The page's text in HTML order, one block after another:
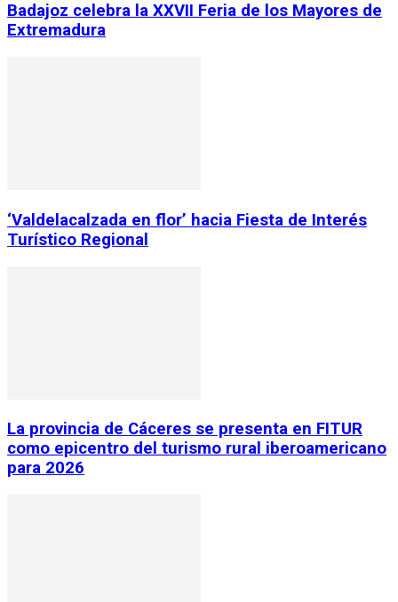
Badajoz celebra la XXVII Feria de los Mayores de
Extremadura
‘Valdelacalzada en flor’ hacia Fiesta de Interés
Turístico Regional
La provincia de Cáceres se presenta en FITUR
como epicentro del turismo rural iberoamericano
para 2026